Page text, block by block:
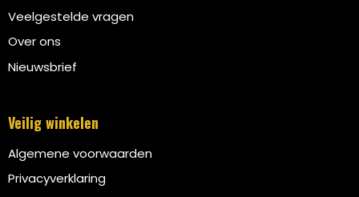
Veelgestelde vragen
Over ons
Nieuwsbrief
Veilig winkelen
Algemene voorwaarden
Privacyverklaring